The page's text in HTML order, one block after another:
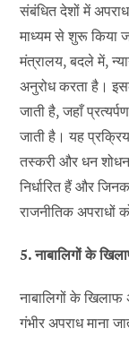
संबंधित देशों में
माध्यम से शुरू किया
मंत्रालय, बदले में,
अनुरोध करता है।
जाती है, जहाँ
जाती है। यह
तस्करी और धन
निर्धारित हैं और
राजनीतिक अपराधों
5. नाबालिगों के
नाबालिगों के
गंभीर अपराध माना